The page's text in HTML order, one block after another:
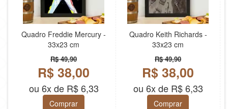
Quadro Freddie Mercury -
33x23 cm
R$ 49,90
R$ 38,00
ou 6x de R$ 6,33
Comprar
Quadro Keith Richards -
33x23 cm
R$ 49,90
R$ 38,00
ou 6x de R$ 6,33
Comprar